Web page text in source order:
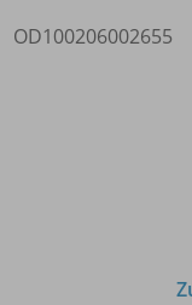
OD100206002655